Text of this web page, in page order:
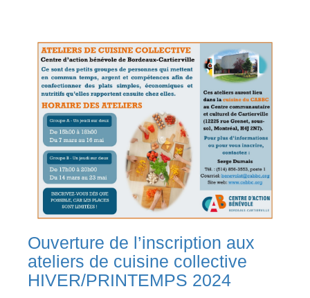
Ouverture de l’inscription aux
ateliers de cuisine collective
HIVER/PRINTEMPS 2024